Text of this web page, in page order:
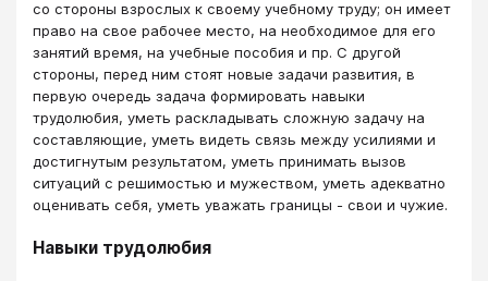
со стороны взрослых к своему учебному труду; он имеет
право на свое рабочее место, на необходимое для его
занятий время, на учебные пособия и пр. С другой
стороны, перед ним стоят новые задачи развития, в
первую очередь задача формировать навыки
трудолюбия, уметь раскладывать сложную задачу на
составляющие, уметь видеть связь между усилиями и
достигнутым результатом, уметь принимать вызов
ситуаций с решимостью и мужеством, уметь адекватно
оценивать себя, уметь уважать границы - свои и чужие.
Навыки трудолюбия